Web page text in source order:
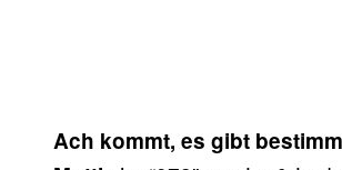
Ach kommt, es gibt